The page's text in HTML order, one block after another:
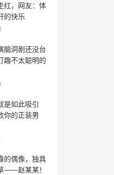
红，网友：体
的快乐
脑洞剧还没台
趣不太聪明的
是如此吸引
你的正装男
的偶像，独具
——赵某某！